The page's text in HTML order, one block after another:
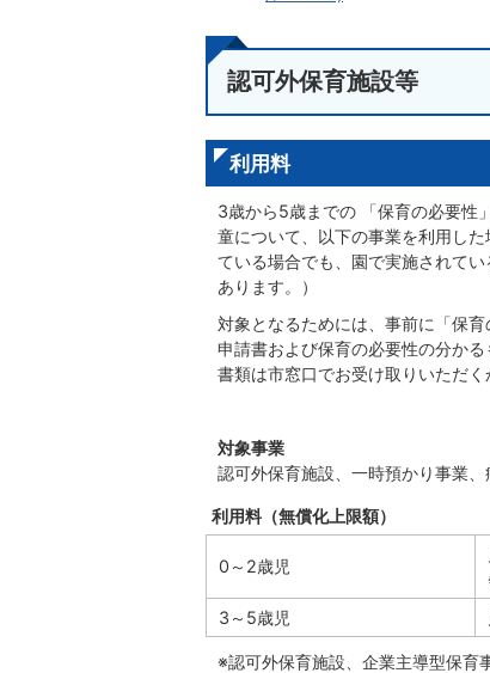
認可外保育施設等
利用料
3歳から5歳までの 「保育の必要性
童について、以下の事業を利用し
ている場合でも、園で実施されて
あります。）
対象となるためには、事前に「保
申請書および保育の必要性の分か
書類は市窓口でお受け取りいただく
対象事業
認可外保育施設、一時預かり事業
利用料（無償化上限額）
0～2歳児
3～5歳児
※認可外保育施設、企業主導型保育